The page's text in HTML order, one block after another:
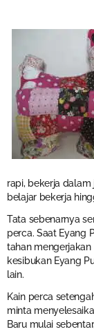
rapi, bekerja
belajar bekerja
Tata sebenarnya
perca. Saat Eyang
tahan mengerjakan
kesibukan Eyang
lain.
Kain perca
minta
Baru mulai